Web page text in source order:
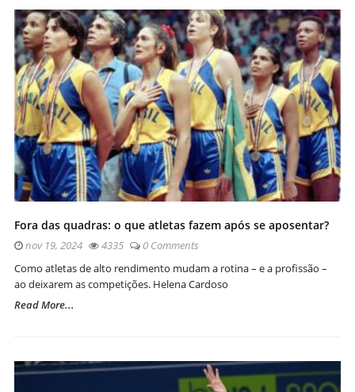
Fora das quadras: o que atletas fazem após se aposentar?
nov 19, 2024 4335
0 Comments
Como atletas de alto rendimento mudam a rotina – e a profissão –
ao deixarem as competições. Helena Cardoso
Read More...